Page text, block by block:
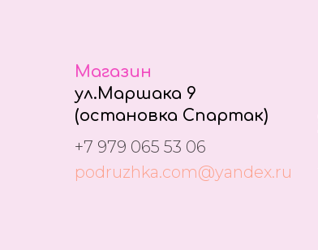
Магазин
ул.Маршака 9
(остановка Спартак)
+7 979 065 53 06
podruzhka.com@yandex.ru